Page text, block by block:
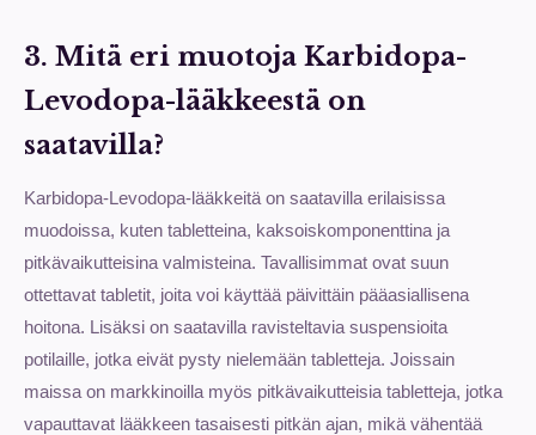
3. Mitä eri muotoja Karbidopa-
Levodopa-lääkkeestä on
saatavilla?
Karbidopa-Levodopa-lääkkeitä on saatavilla erilaisissa
muodoissa, kuten tabletteina, kaksoiskomponenttina ja
pitkävaikutteisina valmisteina. Tavallisimmat ovat suun
ottettavat tabletit, joita voi käyttää päivittäin pääasiallisena
hoitona. Lisäksi on saatavilla ravisteltavia suspensioita
potilaille, jotka eivät pysty nielemään tabletteja. Joissain
maissa on markkinoilla myös pitkävaikutteisia tabletteja, jotka
vapauttavat lääkkeen tasaisesti pitkän ajan, mikä vähentää